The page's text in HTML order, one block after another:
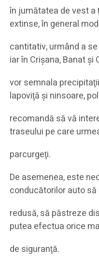
în jumătatea de vest a
extinse, în general
cantitativ, urmând a
iar în Crişana, Banat şi
vor semnala
lapoviţă şi ninsoare,
recomandă să vă
traseului pe care
parcurgeţi.
De asemenea, este
conducătorilor auto
redusă, să păstreze
putea efectua orice
de siguranţă.